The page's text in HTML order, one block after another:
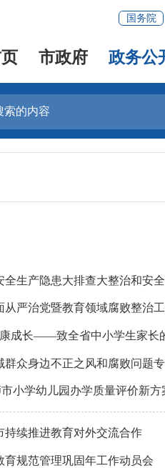
国务院
市政府 政务公
隐患大排查大整治和安全管理能力
从严治党暨教育领域腐败整治
成长——致全省中小学生家长
众身边不正之风和腐败问题
小学幼儿园办学质量评价新方
持续推进教育对外交流合作
育规范管理巩固年工作动员会